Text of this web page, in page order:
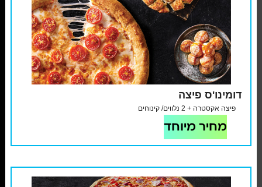
דומינו'ס פיצה
פיצה אקסטרה + 2 נלווים/ קינוחים
מחיר מיוחד